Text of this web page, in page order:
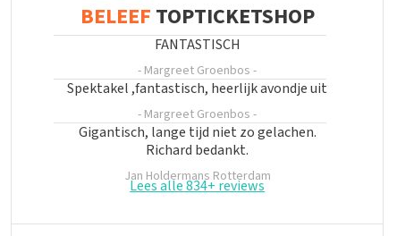
BELEEF TOPTICKETSHOP
FANTASTISCH
- Margreet Groenbos -
Spektakel ,fantastisch, heerlijk avondje uit
- Margreet Groenbos -
Gigantisch, lange tijd niet zo gelachen.
Richard bedankt.
Jan Holdermans Rotterdam
Lees alle 834+ reviews